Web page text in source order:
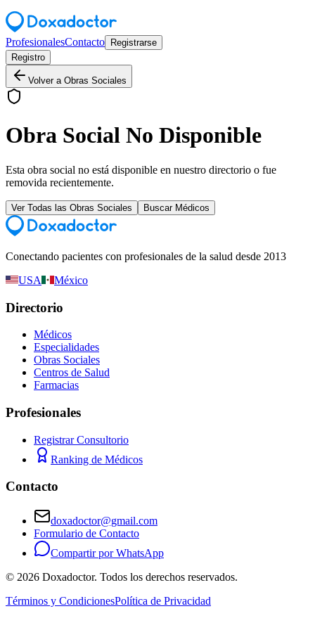
ProfesionalesContacto
Registrarse
Registro
Volver a Obras Sociales
Obra Social No Disponible
Esta obra social no está disponible en nuestro directorio o fue
removida recientemente.
Ver Todas las Obras Sociales Buscar Médicos
Conectando pacientes con profesionales de la salud desde 2013
USA
México
Directorio
Médicos
Especialidades
Obras Sociales
Centros de Salud
Farmacias
Profesionales
Registrar Consultorio
Ranking de Médicos
Contacto
doxadoctor@gmail.com
Formulario de Contacto
Compartir por WhatsApp
© 2026 Doxadoctor. Todos los derechos reservados.
Términos y CondicionesPolítica de Privacidad